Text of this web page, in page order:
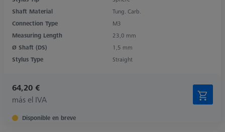
Shaft Material
Tung. Carb.
Connection Type
M3
Measuring Length
23,0 mm
Ø Shaft (DS)
1,5 mm
Stylus Type
Straight
64,20 €
más el IVA
Disponible en breve